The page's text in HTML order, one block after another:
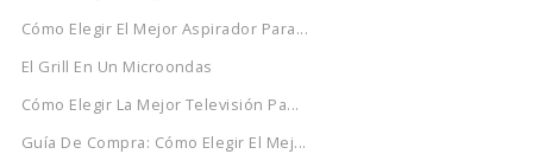
Cómo Elegir El Mejor Aspirador Para...
El Grill En Un Microondas
Cómo Elegir La Mejor Televisión Pa...
Guía De Compra: Cómo Elegir El Mej...